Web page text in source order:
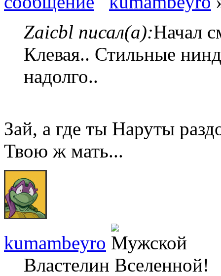
Zaicbl писал(а):Начал
Клевая.. Стильные
надолго..
Зай, а где ты Наруты
Твою ж мать...
kumambeyro
Властелин Вселенной!